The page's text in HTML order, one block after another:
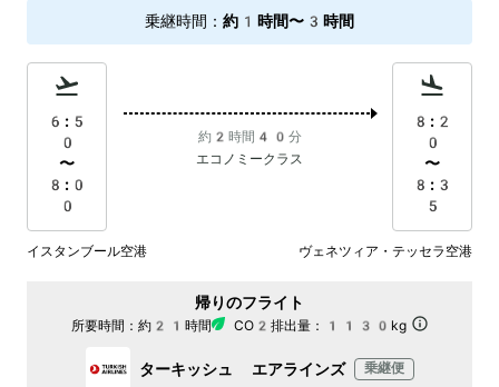
乗継時間 ： 約1時間〜3時間
6:5
0
〜
8:0
0
約2時間40分
エコノミークラス
8:2
0
〜
8:3
5
イスタンブール空港 ヴェネツィア・テッセラ空港
帰りのフライト
所要時間： 約21時間 CO2排出量： 1130kg
ターキッシュ エアラインズ 乗継便